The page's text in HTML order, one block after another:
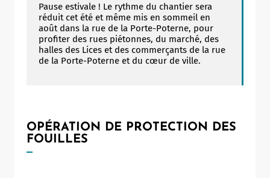
Pause estivale ! Le rythme du chantier sera
réduit cet été et même mis en sommeil en
août dans la rue de la Porte-Poterne, pour
profiter des rues piétonnes, du marché, des
halles des Lices et des commerçants de la rue
de la Porte-Poterne et du cœur de ville.
OPÉRATION DE PROTECTION DES
FOUILLES